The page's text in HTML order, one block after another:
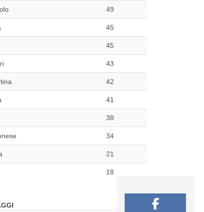
49
45
45
43
42
41
38
34
21
18